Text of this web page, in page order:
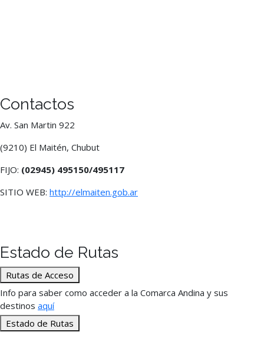
Contactos
Av. San Martin 922
(9210) El Maitén, Chubut
FIJO: (02945) 495150/495117
SITIO WEB: http://elmaiten.gob.ar
Estado de Rutas
Rutas de Acceso
Info para saber como acceder a la Comarca Andina y sus
destinos aquí
Estado de Rutas